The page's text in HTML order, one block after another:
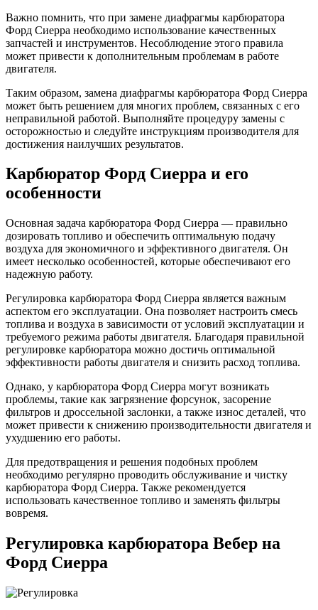
Важно помнить, что при замене диафрагмы карбюратора
Форд Сиерра необходимо использование качественных
запчастей и инструментов. Несоблюдение этого правила
может привести к дополнительным проблемам в работе
двигателя.
Таким образом, замена диафрагмы карбюратора Форд Сиерра
может быть решением для многих проблем, связанных с его
неправильной работой. Выполняйте процедуру замены с
осторожностью и следуйте инструкциям производителя для
достижения наилучших результатов.
Карбюратор Форд Сиерра и его
особенности
Основная задача карбюратора Форд Сиерра — правильно
дозировать топливо и обеспечить оптимальную подачу
воздуха для экономичного и эффективного двигателя. Он
имеет несколько особенностей, которые обеспечивают его
надежную работу.
Регулировка карбюратора Форд Сиерра является важным
аспектом его эксплуатации. Она позволяет настроить смесь
топлива и воздуха в зависимости от условий эксплуатации и
требуемого режима работы двигателя. Благодаря правильной
регулировке карбюратора можно достичь оптимальной
эффективности работы двигателя и снизить расход топлива.
Однако, у карбюратора Форд Сиерра могут возникать
проблемы, такие как загрязнение форсунок, засорение
фильтров и дроссельной заслонки, а также износ деталей, что
может привести к снижению производительности двигателя и
ухудшению его работы.
Для предотвращения и решения подобных проблем
необходимо регулярно проводить обслуживание и чистку
карбюратора Форд Сиерра. Также рекомендуется
использовать качественное топливо и заменять фильтры
вовремя.
Регулировка карбюратора Вебер на
Форд Сиерра